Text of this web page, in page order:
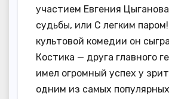
участием Евгения
судьбы, или С легким
культовой комедии он
Костика — друга главного
имел огромный успех у
одним из самых